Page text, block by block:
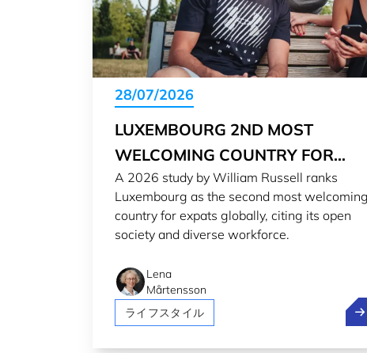
28/07/2026
LUXEMBOURG 2ND MOST
WELCOMING COUNTRY FOR
EXPATS IN 2026
A 2026 study by William Russell ranks
Luxembourg as the second most welcoming
country for expats globally, citing its open
society and diverse workforce.
Lena
Mårtensson
ライフスタイル